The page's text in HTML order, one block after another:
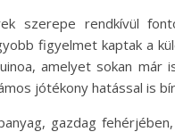
szerepe rendkívül
figyelmet kaptak a
amelyet sokan
jótékony hatással is
gazdag